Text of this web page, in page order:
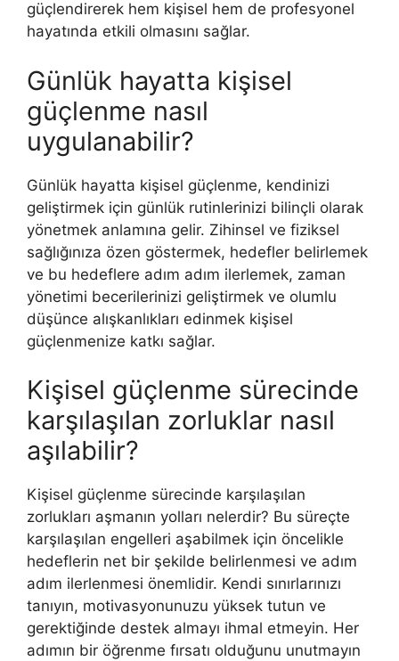
güçlendirerek hem kişisel hem de profesyonel
hayatında etkili olmasını sağlar.
Günlük hayatta kişisel
güçlenme nasıl
uygulanabilir?
Günlük hayatta kişisel güçlenme, kendinizi
geliştirmek için günlük rutinlerinizi bilinçli olarak
yönetmek anlamına gelir. Zihinsel ve fiziksel
sağlığınıza özen göstermek, hedefler belirlemek
ve bu hedeflere adım adım ilerlemek, zaman
yönetimi becerilerinizi geliştirmek ve olumlu
düşünce alışkanlıkları edinmek kişisel
güçlenmenize katkı sağlar.
Kişisel güçlenme sürecinde
karşılaşılan zorluklar nasıl
aşılabilir?
Kişisel güçlenme sürecinde karşılaşılan
zorlukları aşmanın yolları nelerdir? Bu süreçte
karşılaşılan engelleri aşabilmek için öncelikle
hedeflerin net bir şekilde belirlenmesi ve adım
adım ilerlenmesi önemlidir. Kendi sınırlarınızı
tanıyın, motivasyonunuzu yüksek tutun ve
gerektiğinde destek almayı ihmal etmeyin. Her
adımın bir öğrenme fırsatı olduğunu unutmayın